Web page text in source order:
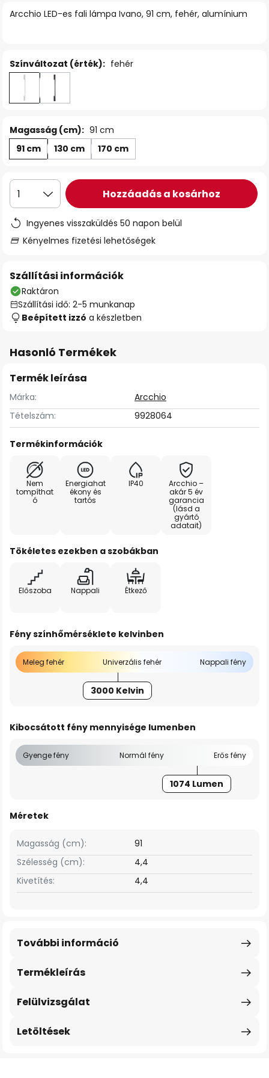
Arcchio LED-es fali lámpa Ivano, 91 cm, fehér, alumínium
Színváltozat (érték): fehér
Magasság (cm): 91 cm
91 cm
130 cm 170 cm
1 Hozzáadás a kosárhoz
Ingyenes visszaküldés 50 napon belül
Kényelmes fizetési lehetőségek
Szállítási információk
Raktáron
Szállítási idő: 2-5 munkanap
Beépített izzó a készletben
Hasonló Termékek
Termék leírása
Márka:
Arcchio
Tételszám:
9928064
Termékinformációk
Nem
tompíthat
ó
Energiahat
ékony és
tartós
IP40
Arcchio –
akár 5 év
garancia
(lásd a
gyártó
adatait)
Tökéletes ezekben a szobákban
Előszoba Nappali Étkező
Fény színhőmérséklete kelvinben
Meleg fehér Univerzális fehér Nappali fény
3000 Kelvin
Kibocsátott fény mennyisége lumenben
Gyenge fény Normál fény Erős fény
1074 Lumen
Méretek
Szélesség (cm): 4,4
Magasság (cm): 91
Kivetítés: 4,4
Termékleírás
További információ
Felülvizsgálat
Letöltések